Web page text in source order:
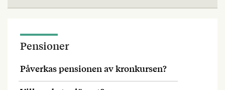
Pensioner
Påverkas pensionen av kronkursen?